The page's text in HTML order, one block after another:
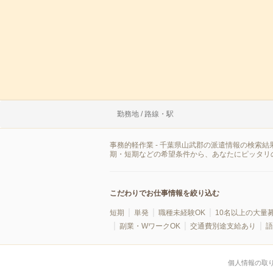
勤務地 / 路線・駅
事務的軽作業 - 千葉県山武郡の派遣情報の検索
期・短期などの希望条件から、あなたにピッタ
こだわりでお仕事情報を絞り込む
短期 単発 職種未経験OK 10名以上の大量
副業・WワークOK
交通費別途支給あり
個人情報の取